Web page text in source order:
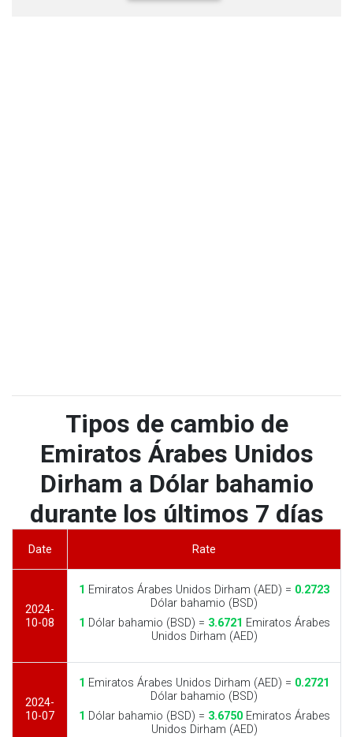
Tipos de cambio de
Emiratos Árabes Unidos
Dirham a Dólar bahamio
durante los últimos 7 días
Date Rate
2024-
10-08
1 Emiratos Árabes Unidos Dirham (AED) = 0.2723
Dólar bahamio (BSD)
1 Dólar bahamio (BSD) = 3.6721 Emiratos Árabes
Unidos Dirham (AED)
2024-
10-07
1 Emiratos Árabes Unidos Dirham (AED) = 0.2721
Dólar bahamio (BSD)
1 Dólar bahamio (BSD) = 3.6750Emiratos Árabes
Unidos Dirham (AED)